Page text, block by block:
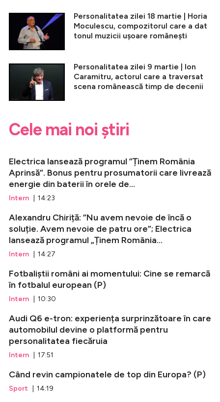
Personalitatea zilei 18 martie | Horia
Moculescu, compozitorul care a dat
tonul muzicii ușoare românești
Personalitatea zilei 9 martie | Ion
Caramitru, actorul care a traversat
scena românească timp de decenii
Cele mai noi știri
Electrica lansează programul ”Ținem România
Aprinsă”. Bonus pentru prosumatorii care livrează
energie din baterii în orele de...
Intern | 14:23
Alexandru Chiriță: ”Nu avem nevoie de încă o
soluție. Avem nevoie de patru ore”; Electrica
lansează programul „Ținem România...
Intern | 14:27
Fotbaliștii români ai momentului: Cine se remarcă
în fotbalul european (P)
Intern | 10:30
Audi Q6 e-tron: experiența surprinzătoare în care
automobilul devine o platformă pentru
personalitatea fiecăruia
Intern | 17:51
Când revin campionatele de top din Europa? (P)
Sport | 14:19